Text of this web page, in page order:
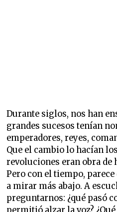
Durante siglos, nos han
grandes sucesos tenían
emperadores, reyes,
Que el cambio lo hacían
revoluciones eran obra de
Pero con el tiempo,
a mirar más abajo. A
preguntarnos: ¿qué pasó